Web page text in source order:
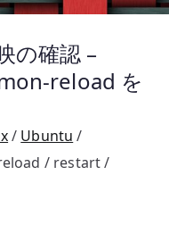
の確認 –
reload を
Ubuntu
/ restart /